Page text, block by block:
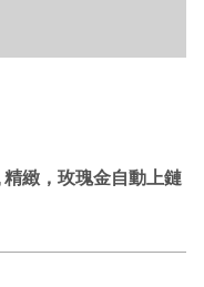
緻，玫瑰金自動上鏈